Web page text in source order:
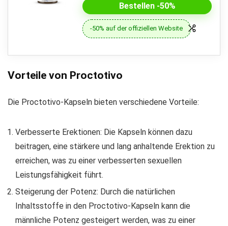
Bestellen -50%
-50% auf der offiziellen Website
Vorteile von Proctotivo
Die Proctotivo-Kapseln bieten verschiedene Vorteile:
Verbesserte Erektionen: Die Kapseln können dazu
beitragen, eine stärkere und lang anhaltende Erektion zu
erreichen, was zu einer verbesserten sexuellen
Leistungsfähigkeit führt.
Steigerung der Potenz: Durch die natürlichen
Inhaltsstoffe in den Proctotivo-Kapseln kann die
männliche Potenz gesteigert werden, was zu einer